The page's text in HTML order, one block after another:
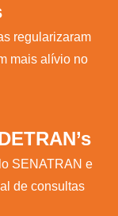
regularizaram
mais alívio no
SENATRAN e
de consultas